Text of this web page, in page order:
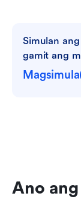
Simulan
gamit ang
Magsimula
Ano